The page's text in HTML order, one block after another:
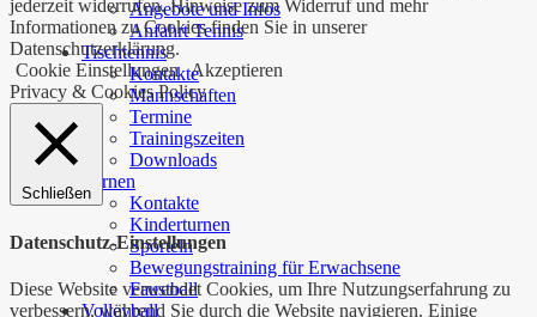
Angebote und Infos
Anfahrt Tennis
Tischtennis
Kontakte
Mannschaften
Termine
Trainingszeiten
Downloads
Turnen
Kontakte
Kinderturnen
Sporteln
Bewegungstraining für Erwachsene
Faustball
Volleyball
jederzeit widerrufen. Hinweise zum Widerruf und mehr
Informationen zu Cookies finden Sie in unserer
Datenschutzerklärung.
Cookie Einstellungen Akzeptieren
Privacy & Cookies Policy
Schließen
Datenschutz-Einstellungen
Diese Website verwendet Cookies, um Ihre Nutzungserfahrung zu
verbessern, während Sie durch die Website navigieren. Einige